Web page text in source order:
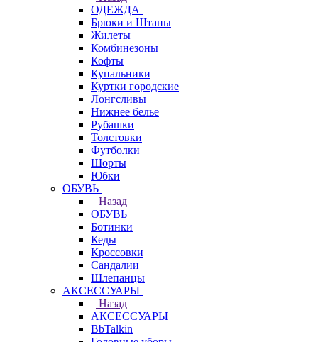
ОДЕЖДА
Брюки и Штаны
Жилеты
Комбинезоны
Кофты
Купальники
Куртки городские
Лонгсливы
Нижнее белье
Рубашки
Толстовки
Футболки
Шорты
Юбки
ОБУВЬ
Назад
ОБУВЬ
Ботинки
Кеды
Кроссовки
Сандалии
Шлепанцы
АКСЕССУАРЫ
Назад
АКСЕССУАРЫ
BbTalkin